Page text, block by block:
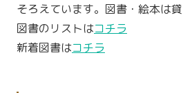
そろえています。図書・絵本は貸
図書のリストはコチラ
新着図書はコチラ